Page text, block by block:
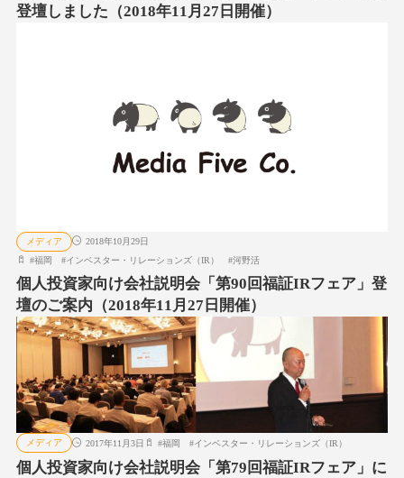
登壇しました（2018年11月27日開催）
メディア
2018年10月29日
#福岡 #インベスター・リレーションズ（IR） #河野活
個人投資家向け会社説明会「第90回福証IRフェア」登
壇のご案内（2018年11月27日開催）
メディア 2017年11月3日 #福岡 #インベスター・リレーションズ（IR）
個人投資家向け会社説明会「第79回福証IRフェア」に